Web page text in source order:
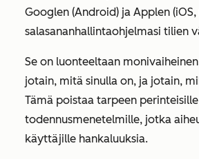
Googlen (Android) ja Applen (iOS,
salasananhallintaohjelmasi tilien
Se on luonteeltaan
jotain, mitä sinulla on, ja jotain,
Tämä poistaa tarpeen
todennusmenetelmille, jotka
käyttäjille hankaluuksia.